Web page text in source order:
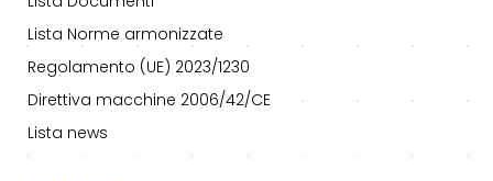
Lista Norme armonizzate
Regolamento (UE) 2023/1230
Direttiva macchine 2006/42/CE
Lista news